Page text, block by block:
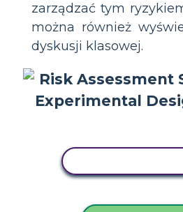
zarządzać tym
można również
dyskusji klasowej.